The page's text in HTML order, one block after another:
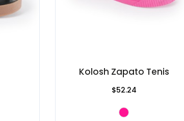
Kolosh Zapato Tenis
$52.24